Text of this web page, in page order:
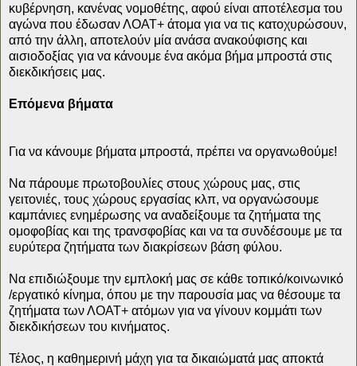
κυβέρνηση, κανένας νομοθέτης, αφού είναι αποτέλεσμα του
αγώνα που έδωσαν ΛΟΑΤ+ άτομα για να τις κατοχυρώσουν,
από την άλλη, αποτελούν μία ανάσα ανακούφισης και
αισιοδοξίας για να κάνουμε ένα ακόμα βήμα μπροστά στις
διεκδικήσεις μας.
Επόμενα βήματα
Για να κάνουμε βήματα μπροστά, πρέπει να οργανωθούμε!
Να πάρουμε πρωτοβουλίες στους χώρους μας, στις
γειτονιές, τους χώρους εργασίας κλπ, να οργανώσουμε
καμπάνιες ενημέρωσης να αναδείξουμε τα ζητήματα της
ομοφοβίας και της τρανσφοβίας και να τα συνδέσουμε με τα
ευρύτερα ζητήματα των διακρίσεων βάση φύλου.
Να επιδιώξουμε την εμπλοκή μας σε κάθε τοπικό/κοινωνικό
/εργατικό κίνημα, όπου με την παρουσία μας να θέσουμε τα
ζητήματα των ΛΟΑΤ+ ατόμων για να γίνουν κομμάτι των
διεκδικήσεων του κινήματος.
Τέλος, η καθημερινή μάχη για τα δικαιώματά μας αποκτά